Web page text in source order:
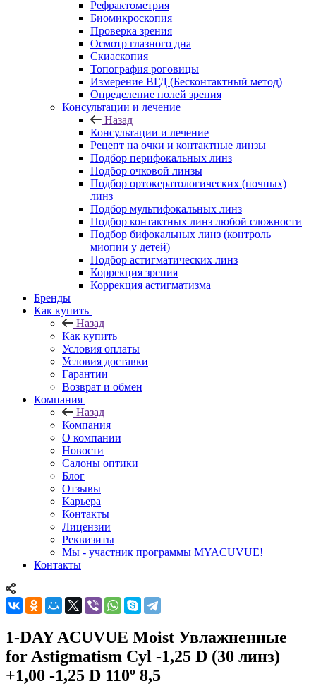
Рефрактометрия
Биомикроскопия
Проверка зрения
Осмотр глазного дна
Скиаскопия
Топография роговицы
Измерение ВГД (Бесконтактный метод)
Определение полей зрения
Консультации и лечение
Назад
Консультации и лечение
Рецепт на очки и контактные линзы
Подбор перифокальных линз
Подбор очковой линзы
Подбор ортокератологических (ночных)
линз
Подбор мультифокальных линз
Подбор контактных линз любой сложности
Подбор бифокальных линз (контроль
миопии у детей)
Подбор астигматических линз
Коррекция зрения
Коррекция астигматизма
Бренды
Как купить
Назад
Как купить
Условия оплаты
Условия доставки
Гарантии
Возврат и обмен
Компания
Назад
Компания
О компании
Новости
Салоны оптики
Блог
Отзывы
Карьера
Контакты
Лицензии
Реквизиты
Мы - участник программы MYACUVUE!
Контакты
1-DAY ACUVUE Moist Увлажненные
for Astigmatism Cyl -1,25 D (30 линз)
+1,00 -1,25 D 110º 8,5